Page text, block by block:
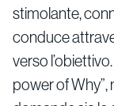
stimolante,
conduce
verso
power of